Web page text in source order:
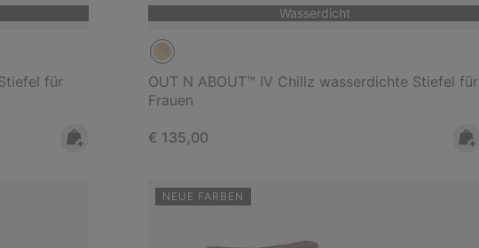
für
Wasserdicht
OUT N ABOUT™ IV Chillz wasserdichte Stiefel für
Frauen
Regular price:
€ 135,00
NEUE FARBEN